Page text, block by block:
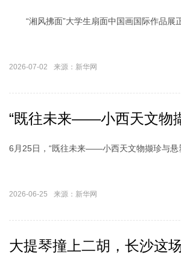
“湘风拂面”大学生扇面中国画国际作品展
2026-07-02 来源：新华网
“既往未来——小西天文物
6月25日，“既往未来——小西天文物撷珍与悬
2026-06-25 来源：新华网
大提琴撞上二胡，长沙这